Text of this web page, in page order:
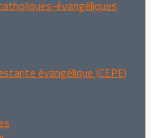
évangéliques
évangélique (CEPE)